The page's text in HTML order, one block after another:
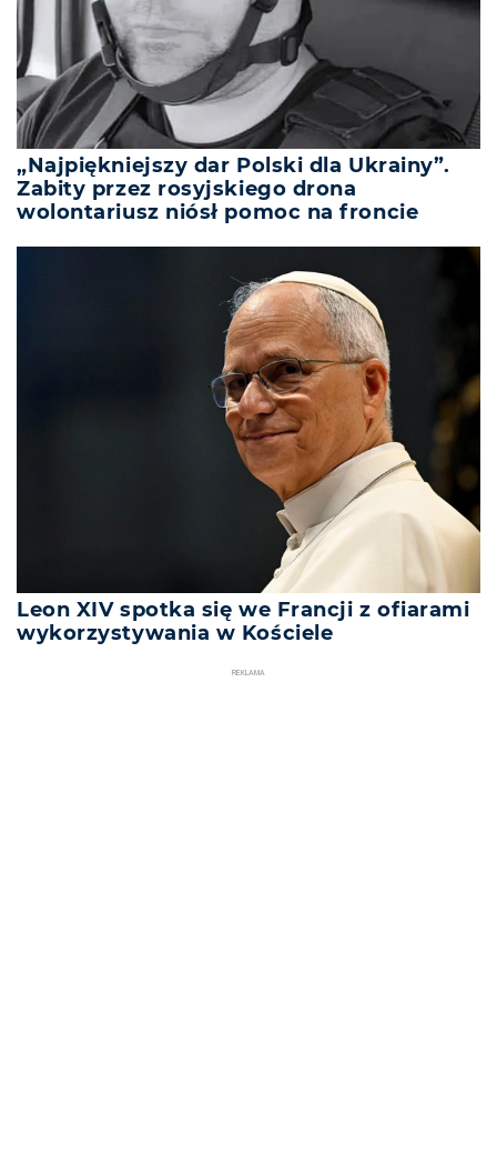
„Najpiękniejszy dar Polski dla Ukrainy”.
Zabity przez rosyjskiego drona
wolontariusz niósł pomoc na froncie
Leon XIV spotka się we Francji z ofiarami
wykorzystywania w Kościele
REKLAMA